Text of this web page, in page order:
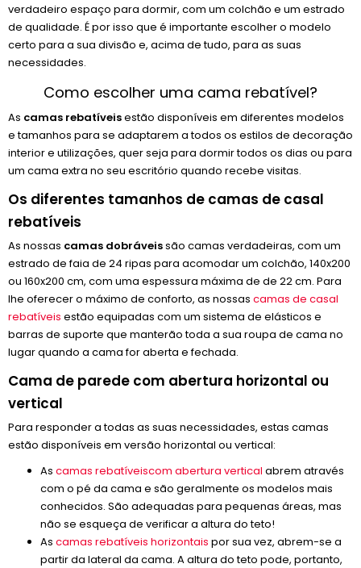
verdadeiro espaço para dormir, com um colchão e um estrado
de qualidade. É por isso que é importante escolher o modelo
certo para a sua divisão e, acima de tudo, para as suas
necessidades.
Como escolher uma cama rebatível?
As camas rebatíveisestão disponíveis em diferentes modelos
e tamanhos para se adaptarem a todos os estilos de decoração
interior e utilizações, quer seja para dormir todos os dias ou para
um cama extra no seu escritório quando recebe visitas.
Os diferentes tamanhos de camas de casal
rebatíveis
As nossas camas dobráveissão camas verdadeiras, com um
estrado de faia de 24 ripas para acomodar um colchão, 140x200
ou 160x200 cm, com uma espessura máxima de de 22 cm. Para
lhe oferecer o máximo de conforto, as nossas camas de casal
rebatíveis estão equipadas com um sistema de elásticos e
barras de suporte que manterão toda a sua roupa de cama no
lugar quando a cama for aberta e fechada.
Cama de parede com abertura horizontal ou
vertical
Para responder a todas as suas necessidades, estas camas
estão disponíveis em versão horizontal ou vertical:
As camas rebatíveiscom abertura vertical abrem através
com o pé da cama e são geralmente os modelos mais
conhecidos. São adequadas para pequenas áreas, mas
não se esqueça de verificar a altura do teto!
As camas rebatíveis horizontais por sua vez, abrem-se a
partir da lateral da cama. A altura do teto pode, portanto,